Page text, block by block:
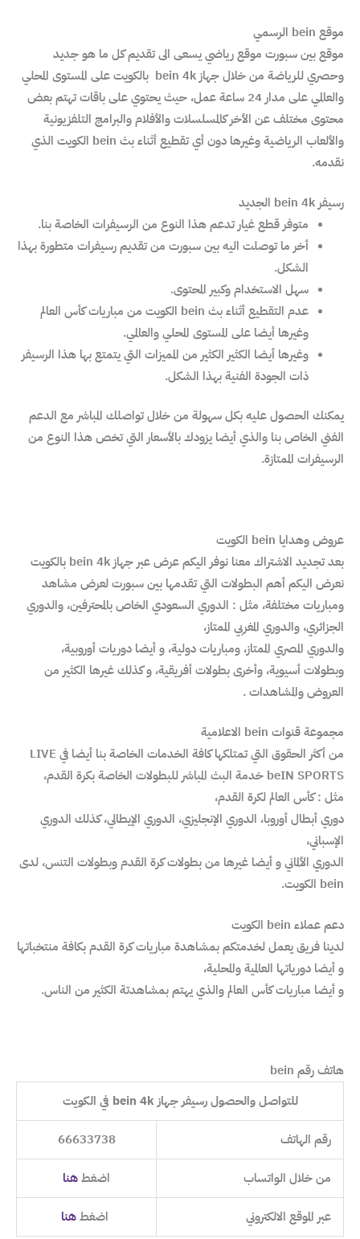
موقع bein الرسمي
موقع بين سبورت موقع رياضي يسعى الى تقديم كل ما هو جديد
وحصري للرياضة من خلال جهاز bein 4k بالكويت على المستوى المحلي
والعالمي على مدار 24 ساعة عمل، حيث يحتوي على باقات تهتم بعض
محتوى مختلف عن الأخر كالمسلسلات والأفلام والبرامج التلفزيونية
والألعاب الرياضية وغيرها دون أي تقطيع أثناء بث bein الكويت الذي
نقدمه.
رسيفر bein 4k الجديد
متوفر قطع غيار تدعم هذا النوع من الرسيفرات الخاصة بنا.
أخر ما توصلت اليه بين سبورت من تقديم رسيفرات متطورة بهذا
الشكل.
سهل الاستخدام وكبير المحتوى.
عدم التقطيع أثناء بث bein الكويت من مباريات كأس العالم
وغيرها أيضا على المستوى المحلي والعالمي.
وغيرها أيضا الكثير الكثير من المميزات التي يتمتع بها هذا الرسيفر
ذات الجودة الفنية بهذا الشكل.
يمكنك الحصول عليه بكل سهولة من خلال تواصلك المباشر مع الدعم
الفني الخاص بنا والذي أيضا يزودك بالأسعار التي تخص هذا النوع من
الرسيفرات الممتازة.
عروض وهدايا bein الكويت
بعد تجديد الاشتراك معنا نوفر اليكم عرض عبر جهاز bein 4k بالكويت
نعرض اليكم أهم البطولات التي تقدمها بين سبورت لعرض مشاهد
ومباريات مختلفة، مثل : الدوري السعودي الخاص بالمحترفين، والدوري
الجزائري، والدوري المغربي الممتاز،
والدوري المصري الممتاز، ومباريات دولية، و أيضا دوريات أوروبية،
وبطولات أسيوية، وأخرى بطولات أفريقية، و كذلك غيرها الكثير من
العروض والمشاهدات .
مجموعة قنوات bein الاعلامية
من أكثر الحقوق التي تمتلكها كافة الخدمات الخاصة بنا أيضا في LIVE
beIN SPORTS خدمة البث المباشر للبطولات الخاصة بكرة القدم،
مثل : كأس العالم لكرة القدم،
دوري أبطال أوروبا، الدوري الإنجليزي، الدوري الإيطالي، كذلك الدوري
الإسباني،
الدوري الألماني و أيضا غيرها من بطولات كرة القدم وبطولات التنس، لدى
bein الكويت.
دعم عملاء bein الكويت
لدينا فريق يعمل لخدمتكم بمشاهدة مباريات كرة القدم بكافة منتخباتها
و أيضا دورياتها العالمية والمحلية،
و أيضا مباريات كأس العالم والذي يهتم بمشاهدتة الكثير من الناس.
هاتف رقم bein
للتواصل والحصول رسيفر جهاز bein 4k في الكويت
رقم الهاتف 66633738
من خلال الواتساب اضغطهنا
عبر الموقع الالكتروني اضغطهنا